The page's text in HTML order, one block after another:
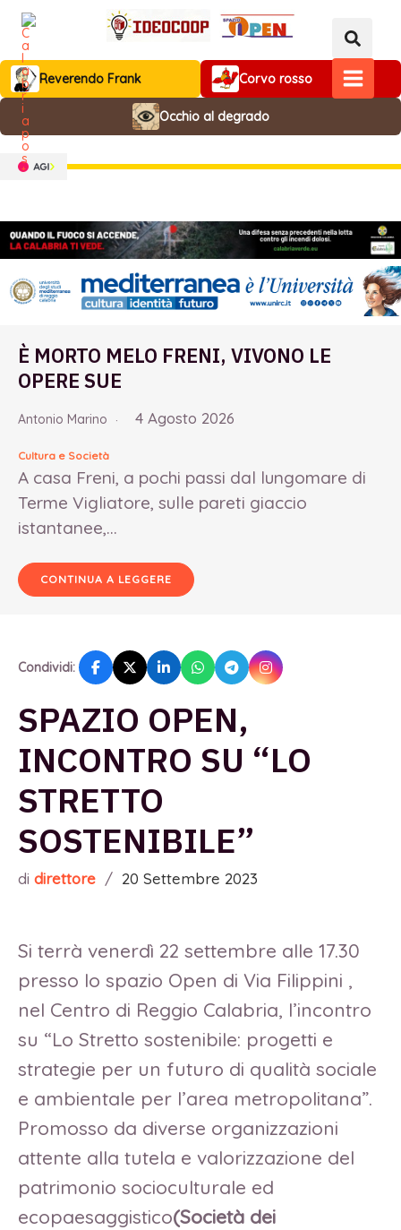
contenuto
MAIN
Reverendo Frank Corvo rosso
Occhio al degrado
È MORTO MELO FRENI, VIVONO LE
OPERE SUE
Antonio Marino 4 Agosto 2026
Cultura e Società
A casa Freni, a pochi passi dal lungomare di
Terme Vigliatore, sulle pareti giaccio
istantanee,...
CONTINUA A LEGGERE
Condividi:
SPAZIO OPEN,
INCONTRO SU “LO
STRETTO
SOSTENIBILE”
di direttore / 20 Settembre 2023
Si terrà venerdì 22 settembre alle 17.30
presso lo spazio Open di Via Filippini ,
nel Centro di Reggio Calabria, l’incontro
su “Lo Stretto sostenibile: progetti e
strategie per un futuro di qualità sociale
e ambientale per l’area metropolitana”.
Promosso da diverse organizzazioni
attente alla tutela e valorizzazione del
patrimonio socioculturale ed
ecopaesaggistico(Società dei